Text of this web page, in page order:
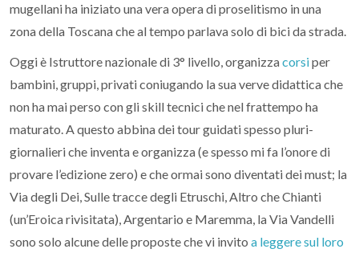
mugellani ha iniziato una vera opera di proselitismo in una
zona della Toscana che al tempo parlava solo di bici da strada.
Oggi è Istruttore nazionale di 3° livello, organizzacorsiper
bambini, gruppi, privati coniugando la sua verve didattica che
non ha mai perso con gli skill tecnici che nel frattempo ha
maturato. A questo abbina dei tour guidati spesso pluri-
giornalieri che inventa e organizza (e spesso mi fa l’onore di
provare l’edizione zero) e che ormai sono diventati dei must; la
Via degli Dei, Sulle tracce degli Etruschi, Altro che Chianti
(un’Eroica rivisitata), Argentario e Maremma, la Via Vandelli
sono solo alcune delle proposte che vi invito a leggere sul loro